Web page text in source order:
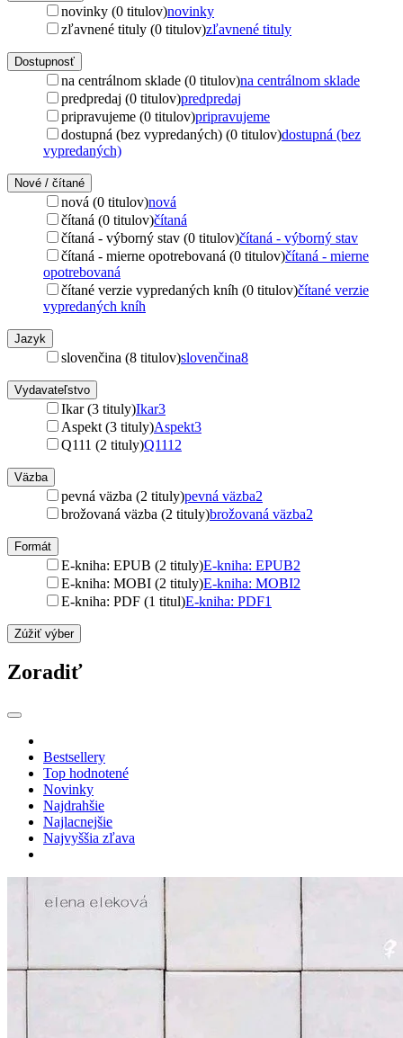
novinky (0 titulov)novinky
zľavnené tituly (0 titulov)zľavnené tituly
Dostupnosť
na centrálnom sklade (0 titulov)na centrálnom sklade
predpredaj (0 titulov)predpredaj
pripravujeme (0 titulov)pripravujeme
dostupná (bez vypredaných) (0 titulov)dostupná (bez
vypredaných)
Nové / čítané
nová (0 titulov)nová
čítaná (0 titulov)čítaná
čítaná - výborný stav (0 titulov)čítaná - výborný stav
čítaná - mierne opotrebovaná (0 titulov)čítaná - mierne
opotrebovaná
čítané verzie vypredaných kníh (0 titulov)čítané verzie
vypredaných kníh
Jazyk
slovenčina (8 titulov)slovenčina8
Vydavateľstvo
Ikar (3 tituly)Ikar3
Aspekt (3 tituly)Aspekt3
Q111 (2 tituly)Q111 2
Väzba
pevná väzba (2 tituly)pevná väzba2
brožovaná väzba (2 tituly)brožovaná väzba2
Formát
E-kniha: EPUB (2 tituly)E-kniha: EPUB2
E-kniha: MOBI (2 tituly)E-kniha: MOBI2
E-kniha: PDF (1 titul)E-kniha: PDF1
Zúžiť výber
Zoradiť
Bestsellery
Top hodnotené
Novinky
Najdrahšie
Najlacnejšie
Najvyššia zľava